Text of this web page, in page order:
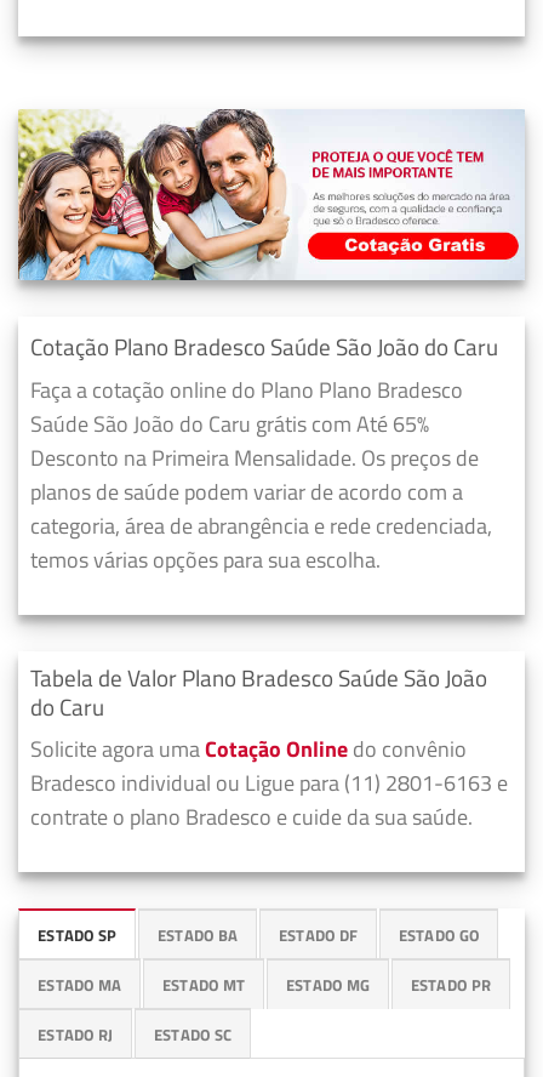
Cotação Plano Bradesco Saúde São João do Caru
Faça a cotação online do Plano Plano Bradesco
Saúde São João do Caru grátis com Até 65%
Desconto na Primeira Mensalidade. Os preços de
planos de saúde podem variar de acordo com a
categoria, área de abrangência e rede credenciada,
temos várias opções para sua escolha.
Tabela de Valor Plano Bradesco Saúde São João
do Caru
Solicite agora umaCotação Onlinedo convênio
Bradesco individual ou Ligue para (11) 2801-6163 e
contrate o plano Bradesco e cuide da sua saúde.
ESTADO SP ESTADO BA ESTADO DF ESTADO GO
ESTADO MA ESTADO MT ESTADO MG ESTADO PR
ESTADO RJ ESTADO SC